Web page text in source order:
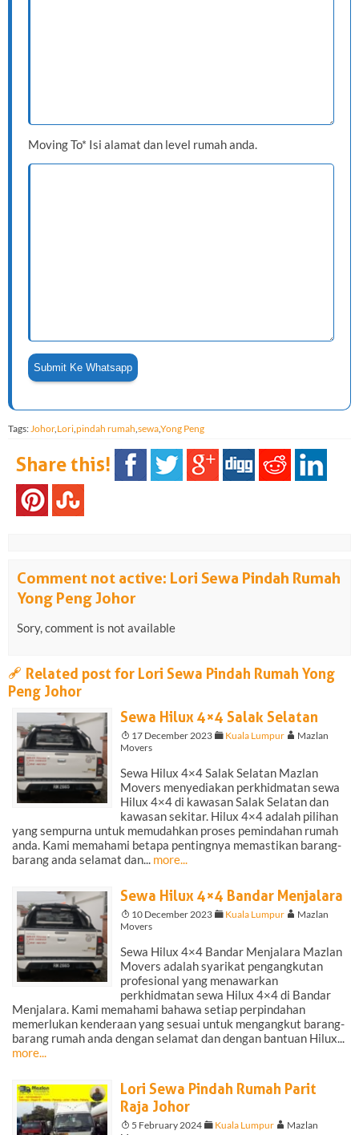
Moving To* Isi alamat dan level rumah anda.
Tags:Johor,Lori,pindah rumah,sewa,Yong Peng
Share this!
Comment not active: Lori Sewa Pindah Rumah
Yong Peng Johor
Sory, comment is not available
a Related post for Lori Sewa Pindah Rumah Yong
Peng Johor
Sewa Hilux 4×4 Salak Selatan
T 17 December 2023 F Kuala Lumpur A Mazlan
Movers
Sewa Hilux 4×4 Salak Selatan Mazlan
Movers menyediakan perkhidmatan sewa
Hilux 4×4 di kawasan Salak Selatan dan
kawasan sekitar. Hilux 4×4 adalah pilihan
yang sempurna untuk memudahkan proses pemindahan rumah
anda. Kami memahami betapa pentingnya memastikan barang-
barang anda selamat dan... more...
Sewa Hilux 4×4 Bandar Menjalara
T 10 December 2023 F Kuala Lumpur A Mazlan
Movers
Sewa Hilux 4×4 Bandar Menjalara Mazlan
Movers adalah syarikat pengangkutan
profesional yang menawarkan
perkhidmatan sewa Hilux 4×4 di Bandar
Menjalara. Kami memahami bahawa setiap perpindahan
memerlukan kenderaan yang sesuai untuk mengangkut barang-
barang rumah anda dengan selamat dan dengan bantuan Hilux...
more...
Lori Sewa Pindah Rumah Parit
Raja Johor
T 5 February 2024 F Kuala Lumpur A Mazlan